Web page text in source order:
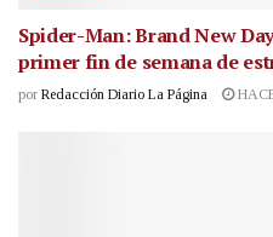
Spider-Man: Brand New
primer fin de semana de
por Redacción Diario La Página